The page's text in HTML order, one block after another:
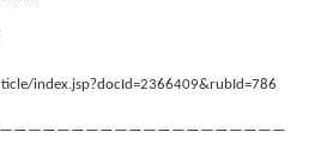
index.jsp?docId=2366409&rubId=786